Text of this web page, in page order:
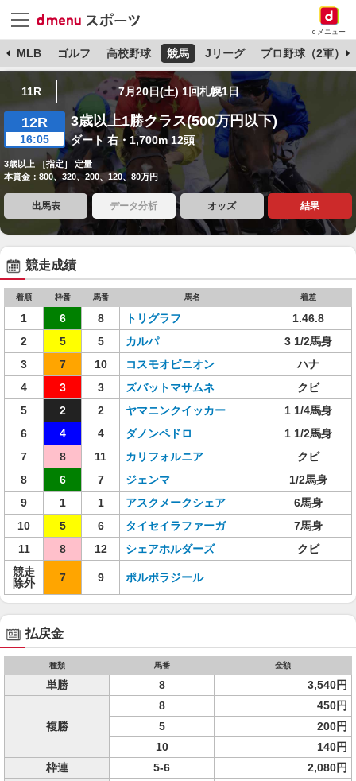
dメニュー
MLB ゴルフ 高校野球 競馬 Jリーグ プロ野球（2軍）
11R 7月20日(土) 1回札幌1日
12R
16:05
3歳以上1勝クラス(500万円以下)
ダート 右・1,700m 12頭
3歳以上 ［指定］ 定量
本賞金：800、320、200、120、80万円
出馬表 データ分析 オッズ 結果
競走成績
着順 枠番 馬番 馬名 着差
1 6 8 トリグラフ
1.46.8
2
5 5 カルパ
3 1/2馬身
3
7 10 コスモオピニオン
ハナ
4
3 3 ズバットマサムネ
クビ
5
2 2 ヤマニンクイッカー
1 1/4馬身
6
4 4 ダノンペドロ
1 1/2馬身
7
8 11 カリフォルニア
クビ
8
6 7 ジェンマ
1/2馬身
9
1 1 アスクメークシェア
6馬身
10
5 6 タイセイラファーガ
7馬身
11
8 12 シェアホルダーズ
クビ
競走
除外
7 9 ポルポラジール
払戻金
種類 馬番 金額
単勝 8 3,540円
複勝
8
450円
5
200円
10
140円
枠連
5-6
2,080円